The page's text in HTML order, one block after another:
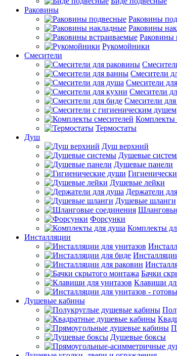
Раковины
Раковины
Раковины
Раковины
Рукомойники
Смесители
Смесители
Смесители
Смесители
Смесители
Комплекты
Термостаты
Душ
Душ верхний
Душевые
Душевые панели
Душевые лейки
Держатели
Душевые шланги
Форсунки
Комплекты
Инсталляции
Бачки
Клавиши
Душевые кабины
Душевые боксы